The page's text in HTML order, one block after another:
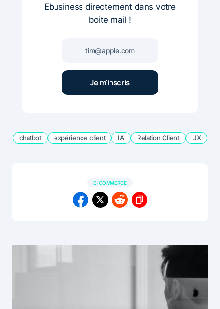
Ebusiness directement dans votre
boite mail !
chatbot expérience client IA Relation Client UX
E-COMMERCE